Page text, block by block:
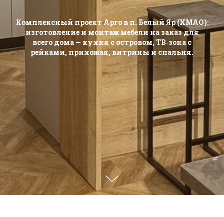
Комплексный проект Арго в п. Белый Яр (ХМАО):
изготовление и монтаж мебели на заказ для
всего дома — кухня с островом, ТВ‑зона с
рейками, прихожая, витрины и спальня.